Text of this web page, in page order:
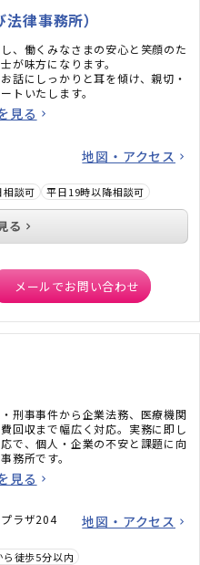
律事務所）
、働くみなさまの安心と笑顔のた
が味方になります。
話にしっかりと耳を傾け、親切・
トいたします。
見る
地図・アクセス
相談可 平日19時以降相談可
る
メールでお問い合わせ
刑事事件から企業法務、医療機関
回収まで幅広く対応。実務に即し
で、個人・企業の不安と課題に向
務所です。
見る
ラザ204 地図・アクセス
ら徒歩5分以内